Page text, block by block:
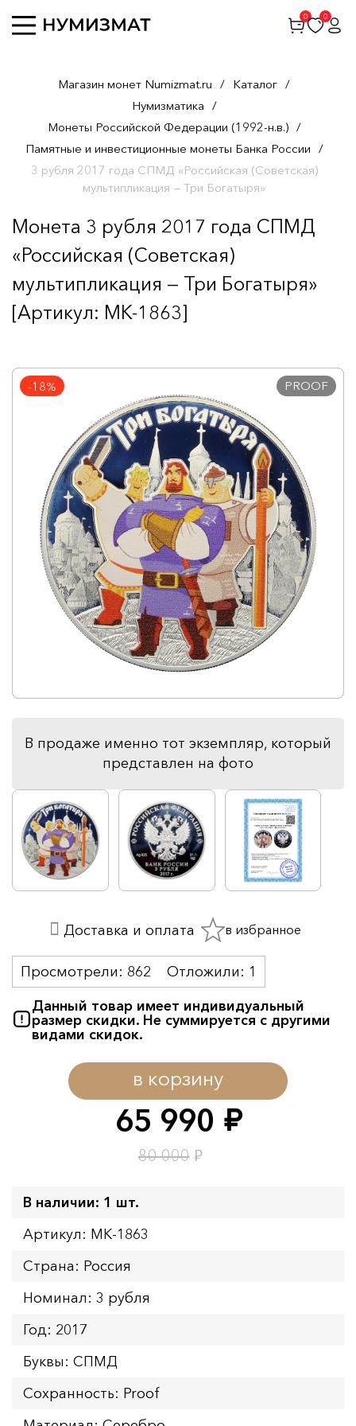
0 0
Магазин монет Numizmat.ru / Каталог /
Нумизматика /
Монеты Российской Федерации (1992-н.в.) /
Памятные и инвестиционные монеты Банка России /
3 рубля 2017 года СПМД «Российская (Советская)
мультипликация — Три Богатыря»
Монета 3 рубля 2017 года СПМД
«Российская (Советская)
мультипликация — Три Богатыря»
[Артикул: MK-1863]
-18% PROOF
В продаже именно тот экземпляр, который
представлен на фото
65 990 руб.
80 000 ₽
в корзину
Данный товар имеет индивидуальный
размер скидки. Не суммируется с другими
видами скидок.
Просмотрели: 862 Отложили: 1
Доставка и оплата в избранное
В наличии: 1 шт.
Артикул: MK-1863
Страна: Россия
Номинал: 3 рубля
Год: 2017
Буквы: СПМД
Сохранность: Proof